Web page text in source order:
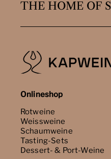
THE HOME OF
Onlineshop
Rotweine
Weissweine
Schaumweine
Tasting-Sets
Dessert- & Port-Weine